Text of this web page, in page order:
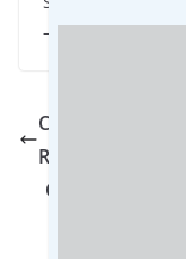
– Agroecologia).
Camerata de
Rondonópolis
Câmara tem